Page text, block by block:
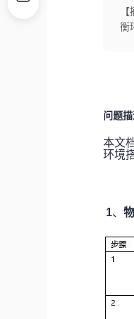
衡
问题描
本文
环境
1、